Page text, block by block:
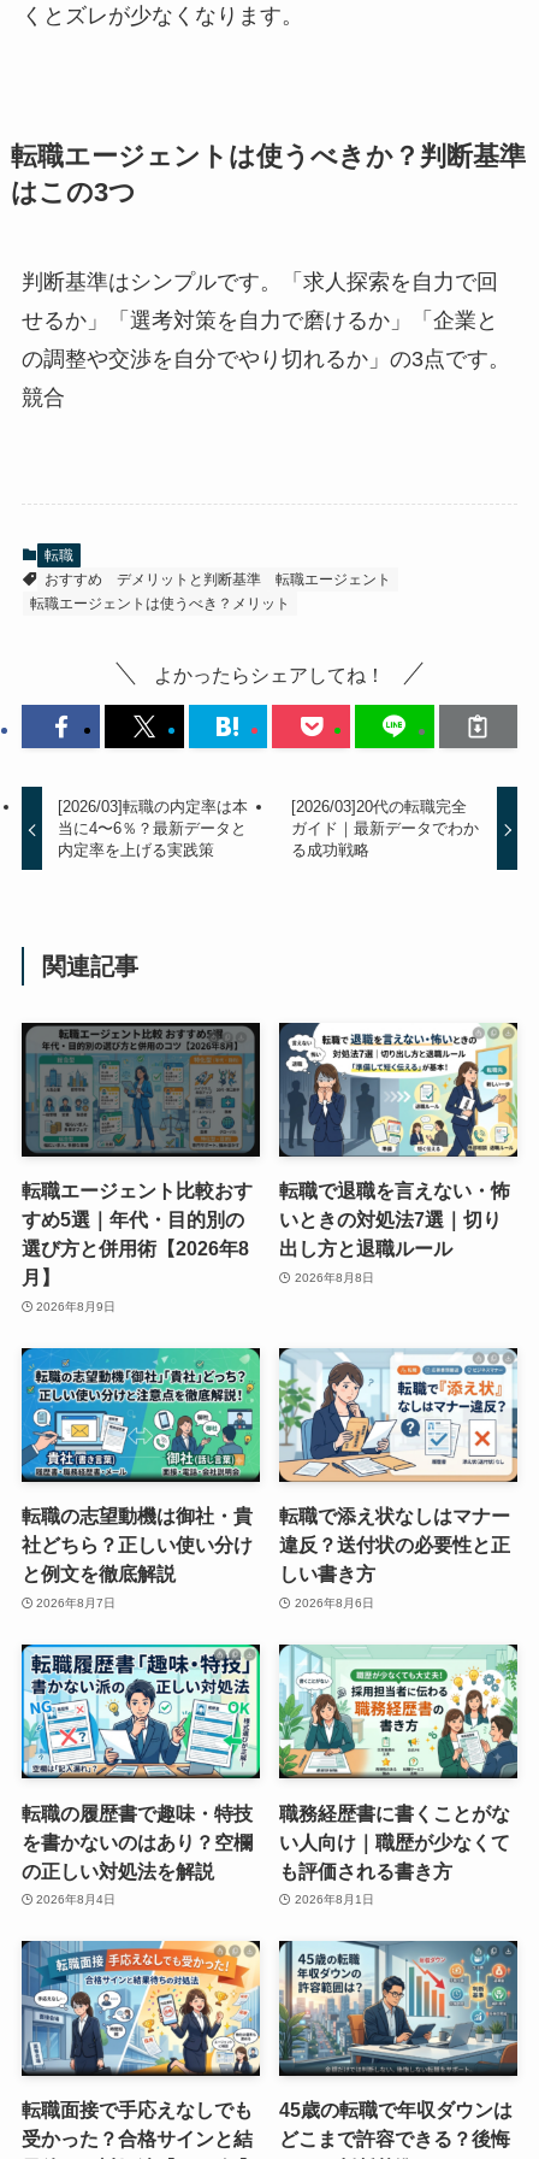
くとズレが少なくなります。
転職エージェントは使うべきか？判断基準
はこの3つ
判断基準はシンプルです。「求人探索を自力で回
せるか」「選考対策を自力で磨けるか」「企業と
の調整や交渉を自分でやり切れるか」の3点です。
競合
転職
おすすめ
デメリットと判断基準
転職エージェント
転職エージェントは使うべき？メリット
よかったらシェアしてね！
[2026/03]転職の内定率は本
当に4〜6％？最新データと
内定率を上げる実践策
[2026/03]20代の転職完全
ガイド｜最新データでわか
る成功戦略
関連記事
転職エージェント比較おす
すめ5選｜年代・目的別の
選び方と併用術【2026年8
月】
2026年8月9日
転職で退職を言えない・怖
いときの対処法7選｜切り
出し方と退職ルール
2026年8月8日
転職の志望動機は御社・貴
社どちら？正しい使い分け
と例文を徹底解説
2026年8月7日
転職で添え状なしはマナー
違反？送付状の必要性と正
しい書き方
2026年8月6日
転職の履歴書で趣味・特技
を書かないのはあり？空欄
の正しい対処法を解説
2026年8月4日
職務経歴書に書くことがな
い人向け｜職歴が少なくて
も評価される書き方
2026年8月1日
転職面接で手応えなしでも
受かった？合格サインと結
45歳の転職で年収ダウンは
どこまで許容できる？後悔